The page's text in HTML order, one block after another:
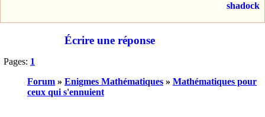
shadock
Écrire une réponse
Pages: 1
Forum » Enigmes Mathématiques » Mathématiques pour
ceux qui s'ennuient